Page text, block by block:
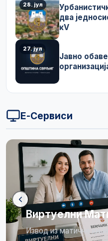
28. јул
два
кV
27. јул
Јавно
Е-Сервиси
Бирачки списак
Огласна табла